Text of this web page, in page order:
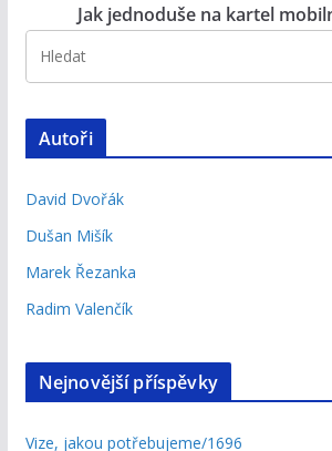
Jak jednoduše na kartel
Autoři
David Dvořák
Dušan Mišík
Marek Řezanka
Radim Valenčík
Nejnovější příspěvky
Vize, jakou potřebujeme/1696